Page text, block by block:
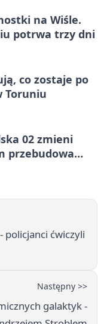
na Wiśle.
potrwa trzy dni
co zostaje po
Toruniu
02 zmieni
przebudowa
policjanci ćwiczyli
Następny >>
galaktyk -